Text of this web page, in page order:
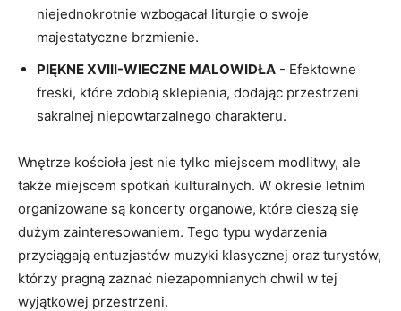
niejednokrotnie wzbogacał⁤ liturgie o swoje
majestatyczne brzmienie.
PIĘKNE XVIII-WIECZNE MALOWIDŁA ‍- Efektowne
freski, które zdobią sklepienia, dodając przestrzeni
sakralnej niepowtarzalnego ⁤charakteru.
Wnętrze ⁢kościoła jest⁤ nie tylko ⁤miejscem modlitwy, ​ale
także miejscem spotkań kulturalnych. W okresie ‌letnim
‍organizowane są koncerty ⁤organowe, które cieszą się
dużym zainteresowaniem. Tego typu wydarzenia
przyciągają‍ entuzjastów muzyki klasycznej oraz turystów,⁣
którzy pragną zaznać niezapomnianych chwil w ⁢tej‍
wyjątkowej przestrzeni.